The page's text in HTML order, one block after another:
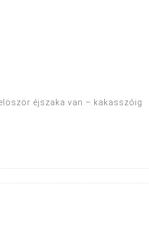
éjszaka van – kakasszóig